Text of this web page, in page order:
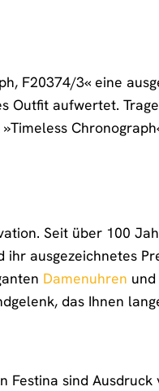
F20374/3« eine
Outfit aufwertet.
Seit über 100
ausgezeichnetes
Damenuhren
das Ihnen
Festina sind Ausdruck